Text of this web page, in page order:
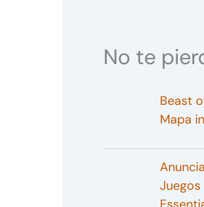
No te
Beast
Mapa
Juegos